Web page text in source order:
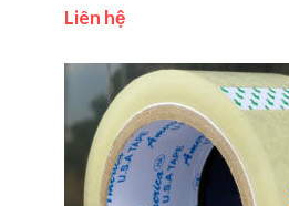
Liên hệ